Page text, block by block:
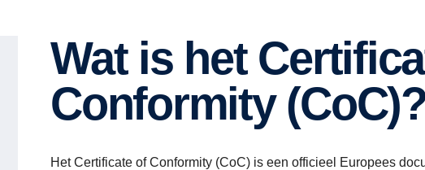
Wat is het Certificate of
Conformity (CoC)?
Het Certificate of Conformity (CoC) is een officieel Europees